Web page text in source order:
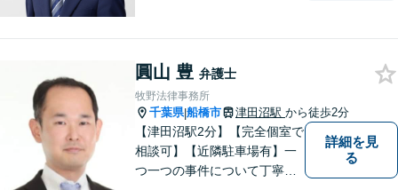
圓山 豊 弁護士
牧野法律事務所
千葉県|船橋市 津田沼駅 から徒歩2分
【津田沼駅2分】【完全個室で
相談可】【近隣駐車場有】一
つ一つの事件について丁寧に
詳細を見
る